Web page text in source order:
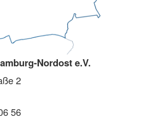
Nordost e.V.
2
56